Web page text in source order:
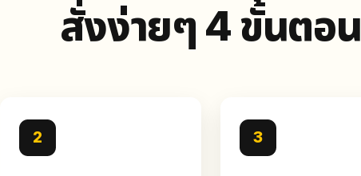
สั่งง่ายๆ 4 ขั้นตอน
2 3